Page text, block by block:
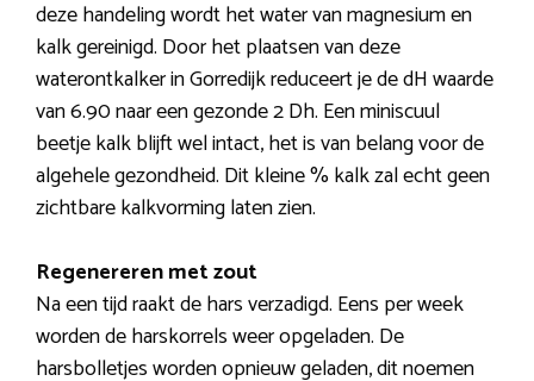
deze handeling wordt het water van magnesium en
kalk gereinigd. Door het plaatsen van deze
waterontkalker in Gorredijk reduceert je de dH waarde
van 6.90 naar een gezonde 2 Dh. Een miniscuul
beetje kalk blijft wel intact, het is van belang voor de
algehele gezondheid. Dit kleine % kalk zal echt geen
zichtbare kalkvorming laten zien.
Regenereren met zout
Na een tijd raakt de hars verzadigd. Eens per week
worden de harskorrels weer opgeladen. De
harsbolletjes worden opnieuw geladen, dit noemen